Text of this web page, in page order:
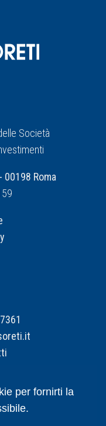
per fornirti la
Società
00198 Roma